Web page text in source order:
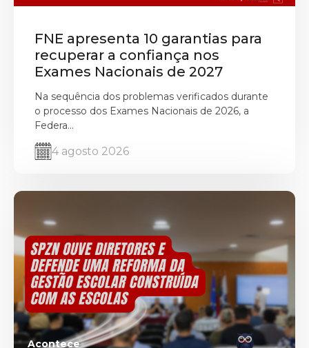
FNE apresenta 10 garantias para
recuperar a confiança nos
Exames Nacionais de 2027
Na sequência dos problemas verificados durante
o processo dos Exames Nacionais de 2026, a
Federa...
4 agosto 2026
Acontece